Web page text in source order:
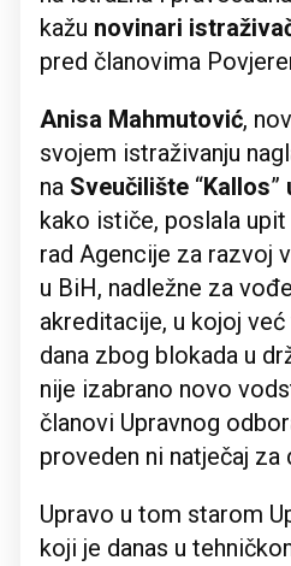
kažu novinari
pred članovima
Anisa Mahmutović,
svojem istraživanju
na Sveučilište “Kallos”
kako ističe, poslala
rad Agencije za razvoj
u BiH, nadležne za
akreditacije, u kojoj
dana zbog blokada u
nije izabrano novo
članovi Upravnog
proveden ni natječaj za
Upravo u tom starom
koji je danas u